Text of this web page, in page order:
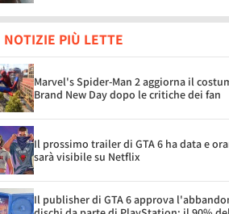
NOTIZIE PIÙ LETTE
Marvel's Spider-Man 2 aggiorna il
Brand New Day dopo le critiche dei fan
Il prossimo trailer di GTA 6 ha data e
sarà visibile su Netflix
Il publisher di GTA 6 approva